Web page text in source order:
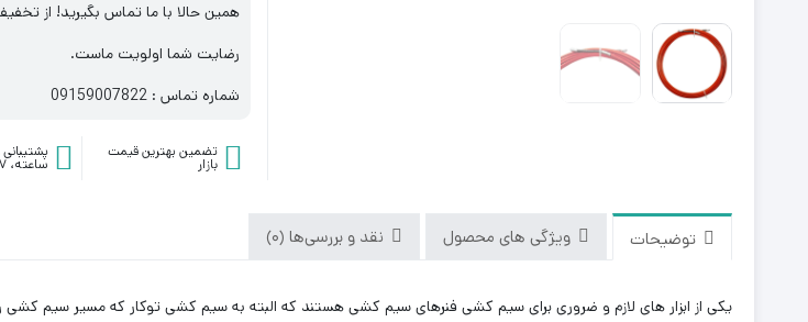
همین حالا با ما تماس بگیرید! از
رضایت شما اولویت ماست.
شماره تماس : 09159007822
تضمین بهترین قیمت
بازار ساعته، ۷ روز هفته
توضیحات ویژگی های محصول نقد و بررسی‌ها (0)
یکی از ابزار های لازم و ضروری برای سیم کشی فنرهای سیم کشی هستند که البته به سیم کشی توکار که مسیر سیم